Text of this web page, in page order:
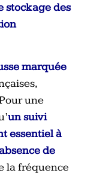
stockage des
marquée
une
un suivi
essentiel à
de
la fréquence